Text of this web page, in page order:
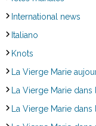
International news
Italiano
Knots
La Vierge Marie
La Vierge Marie dans
La Vierge Marie